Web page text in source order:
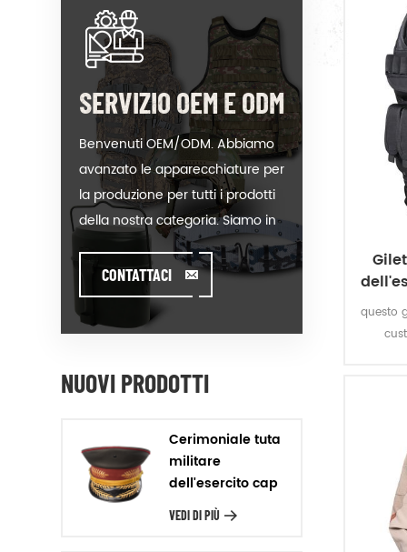
questo
SERVIZIO OEM E ODM
Benvenuti OEM/ODM. Abbiamo
avanzato le apparecchiature per
la produzione per tutti i prodotti
della nostra categoria. Siamo in
grado di mettere il vostro logo
sul nostro caldo-vendita del
modello o aiutare a produrre gli
ordini quando si incontra
clienti di valore per progettare e
sviluppare i loro prodotti, in piedi
piedi. Produciamo i prodotti del
nostro cliente con la Garanzia
della Qualità, la Consegna di
Precisione & rapporto Costo-
CONTATTACI
NUOVI PRODOTTI
Cerimoniale tuta
militare
dell'esercito cap
VEDI DI PIÙ